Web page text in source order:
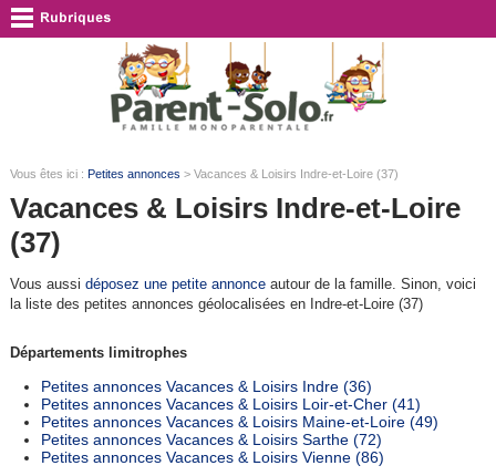
Vous êtes ici : Petites annonces > Vacances & Loisirs Indre-et-Loire (37)
Vacances & Loisirs Indre-et-Loire
(37)
Vous aussi déposez une petite annonceautour de la famille. Sinon, voici
la liste des petites annonces géolocalisées en Indre-et-Loire (37)
Départements limitrophes
Petites annonces Vacances & Loisirs Indre (36)
Petites annonces Vacances & Loisirs Loir-et-Cher (41)
Petites annonces Vacances & Loisirs Maine-et-Loire (49)
Petites annonces Vacances & Loisirs Sarthe (72)
Petites annonces Vacances & Loisirs Vienne (86)